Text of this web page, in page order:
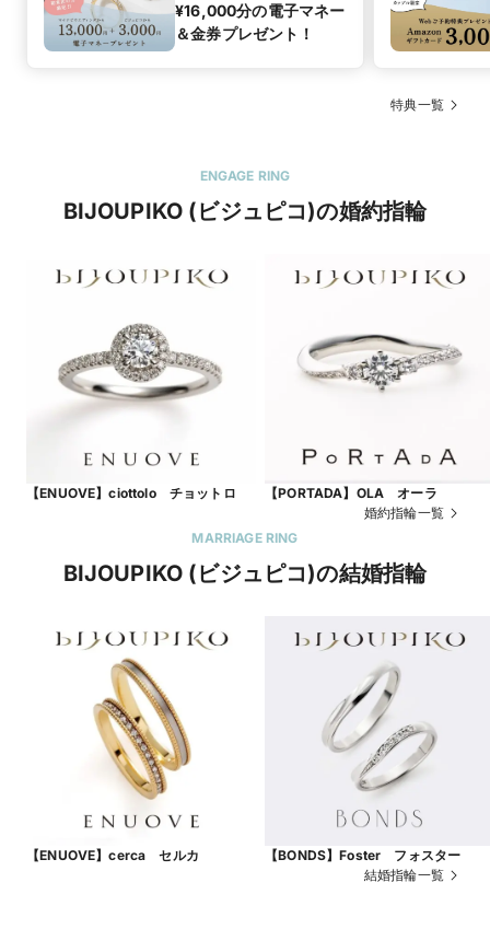
¥16,000分の電子マネー
＆金券プレゼント！
特典一覧
ENGAGE RING
BIJOUPIKO (ビジュピコ)の婚約指輪
【ENUOVE】ciottolo チョットロ
【PORTADA】OLA オーラ
婚約指輪一覧
MARRIAGE RING
BIJOUPIKO (ビジュピコ)の結婚指輪
【ENUOVE】cerca セルカ
【BONDS】Foster フォスター
結婚指輪一覧